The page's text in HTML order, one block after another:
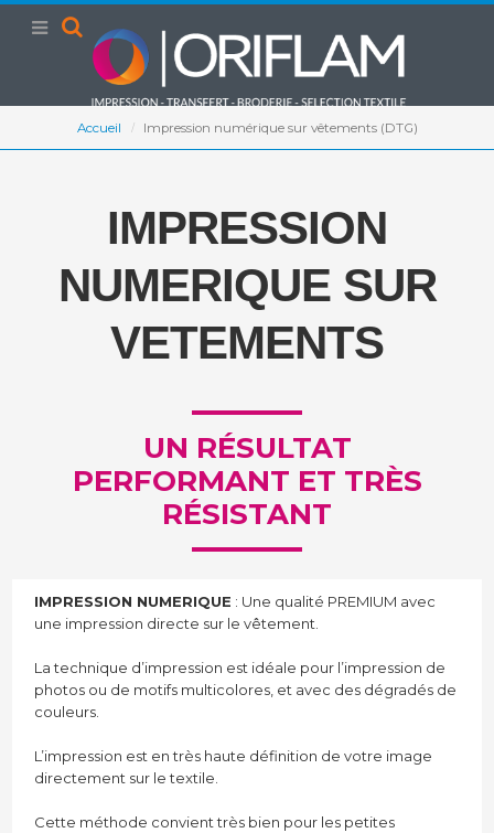
Accueil Impression numérique sur vêtements (DTG)
IMPRESSION
NUMERIQUE SUR
VETEMENTS
UN RÉSULTAT
PERFORMANT ET TRÈS
RÉSISTANT
IMPRESSION NUMERIQUE : Une qualité PREMIUM avec
une impression directe sur le vêtement.
La technique d’impression est idéale pour l’impression de
photos ou de motifs multicolores, et avec des dégradés de
couleurs.
L’impression est en très haute définition de votre image
directement sur le textile.
Cette méthode convient très bien pour les petites